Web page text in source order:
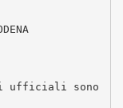
ufficiali sono